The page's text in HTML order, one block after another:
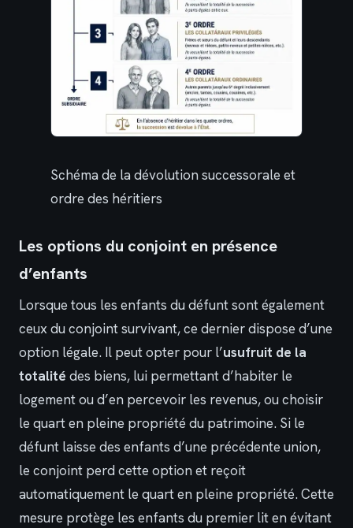
Schéma de la dévolution successorale et
ordre des héritiers
Les options du conjoint en présence
d’enfants
Lorsque tous les enfants du défunt sont également
ceux du conjoint survivant, ce dernier dispose d’une
option légale. Il peut opter pour l’usufruit de la
totalité des biens, lui permettant d’habiter le
logement ou d’en percevoir les revenus, ou choisir
le quart en pleine propriété du patrimoine. Si le
défunt laisse des enfants d’une précédente union,
le conjoint perd cette option et reçoit
automatiquement le quart en pleine propriété. Cette
mesure protège les enfants du premier lit en évitant